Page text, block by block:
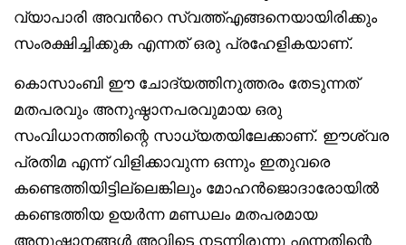
വ്യാപാരി അവൻറെ സ്വത്ത്എങ്ങനെയായിരിക്കും
സംരക്ഷിച്ചിക്കുക എന്നത് ഒരു പ്രഹേളികയാണ്.
കൊസാംബി ഈ ചോദ്യത്തിനുത്തരം തേടുന്നത്
മതപരവും അനുഷ്ഠാനപരവുമായ ഒരു
സംവിധാനത്തിന്റെ സാധ്യതയിലേക്കാണ്. ഈശ്വര
പ്രതിമ എന്ന് വിളിക്കാവുന്ന ഒന്നും ഇതുവരെ
കണ്ടെത്തിയിട്ടില്ലെങ്കിലും മോഹൻജൊദാരോയിൽ
കണ്ടെത്തിയ ഉയർന്ന മണ്ഡലം മതപരമായ
അനുഷ്ടാനങ്ങൾ അവിടെ നടന്നിരുന്നു എന്നതിന്റെ